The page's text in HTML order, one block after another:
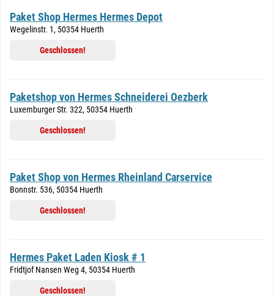
Paket Shop Hermes Hermes Depot
Wegelinstr. 1, 50354 Huerth
Geschlossen!
Paketshop von Hermes Schneiderei Oezberk
Luxemburger Str. 322, 50354 Huerth
Geschlossen!
Paket Shop von Hermes Rheinland Carservice
Bonnstr. 536, 50354 Huerth
Geschlossen!
Hermes Paket Laden Kiosk # 1
Fridtjof Nansen Weg 4, 50354 Huerth
Geschlossen!